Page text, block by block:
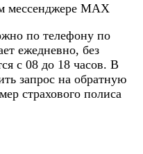
мессенджере MAX
по телефону по
ежедневно, без
с 08 до 18 часов. В
запрос на обратную
страхового полиса